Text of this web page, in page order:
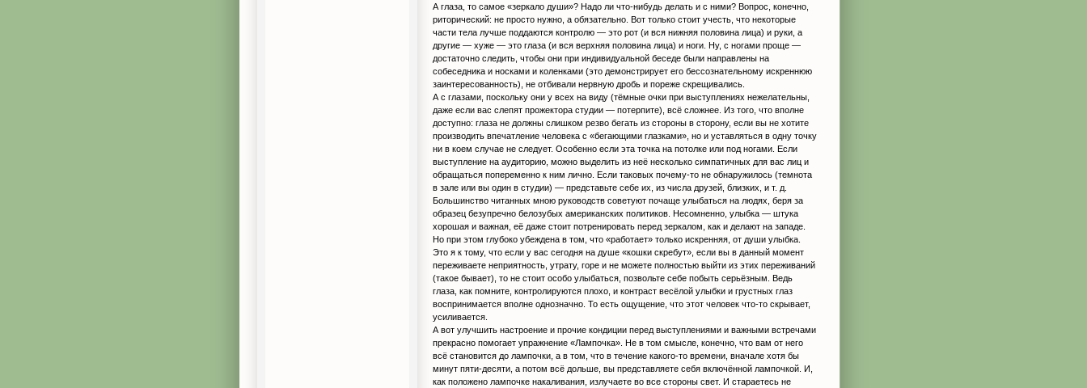
А глаза, то самое «зеркало души»? Надо ли что-нибудь делать и с ними? Вопрос, конечно,
риторический: не просто нужно, а обязательно. Вот только стоит учесть, что некоторые
части тела лучше поддаются контролю — это рот (и вся нижняя половина лица) и руки, а
другие — хуже — это глаза (и вся верхняя половина лица) и ноги. Ну, с ногами проще —
достаточно следить, чтобы они при индивидуальной беседе были направлены на
собеседника и носками и коленками (это демонстрирует его бессознательному искреннюю
заинтересованность), не отбивали нервную дробь и пореже скрещивались.
А с глазами, поскольку они у всех на виду (тёмные очки при выступлениях нежелательны,
даже если вас слепят прожектора студии — потерпите), всё сложнее. Из того, что вполне
доступно: глаза не должны слишком резво бегать из стороны в сторону, если вы не хотите
производить впечатление человека с «бегающими глазками», но и уставляться в одну точку
ни в коем случае не следует. Особенно если эта точка на потолке или под ногами. Если
выступление на аудиторию, можно выделить из неё несколько симпатичных для вас лиц и
обращаться попеременно к ним лично. Если таковых почему-то не обнаружилось (темнота
в зале или вы один в студии) — представьте себе их, из числа друзей, близких, и т. д.
Большинство читанных мною руководств советуют почаще улыбаться на людях, беря за
образец безупречно белозубых американских политиков. Несомненно, улыбка — штука
хорошая и важная, её даже стоит потренировать перед зеркалом, как и делают на западе.
Но при этом глубоко убеждена в том, что «работает» только искренняя, от души улыбка.
Это я к тому, что если у вас сегодня на душе «кошки скребут», если вы в данный момент
переживаете неприятность, утрату, горе и не можете полностью выйти из этих переживаний
(такое бывает), то не стоит особо улыбаться, позвольте себе побыть серьёзным. Ведь
глаза, как помните, контролируются плохо, и контраст весёлой улыбки и грустных глаз
воспринимается вполне однозначно. То есть ощущение, что этот человек что-то скрывает,
усиливается.
А вот улучшить настроение и прочие кондиции перед выступлениями и важными встречами
прекрасно помогает упражнение «Лампочка». Не в том смысле, конечно, что вам от него
всё становится до лампочки, а в том, что в течение какого-то времени, вначале хотя бы
минут пяти-десяти, а потом всё дольше, вы представляете себя включённой лампочкой. И,
как положено лампочке накаливания, излучаете во все стороны свет. И стараетесь не